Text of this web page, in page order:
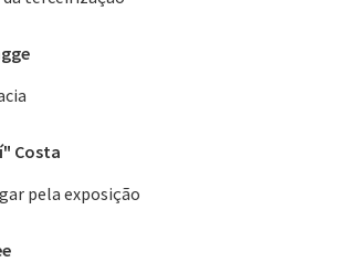
Costa
pela exposição